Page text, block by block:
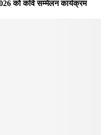
को कवि सम्मेलन कार्यक्रम